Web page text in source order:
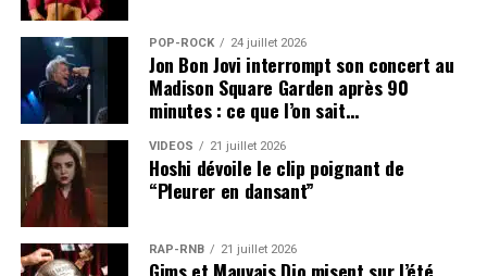
POP-ROCK 24 juillet 2026
Jon Bon Jovi interrompt son concert au
Madison Square Garden après 90
minutes : ce que l’on sait…
VIDEOS 21 juillet 2026
Hoshi dévoile le clip poignant de
“Pleurer en dansant”
RAP-RNB 21 juillet 2026